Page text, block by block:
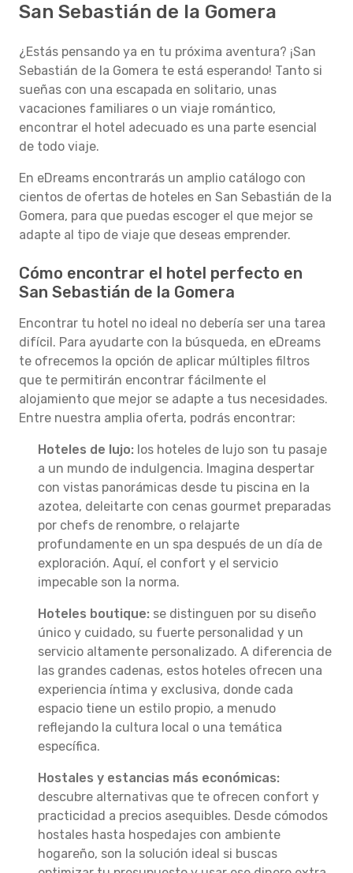
San Sebastián de la Gomera
¿Estás pensando ya en tu próxima aventura? ¡San
Sebastián de la Gomera te está esperando! Tanto si
sueñas con una escapada en solitario, unas
vacaciones familiares o un viaje romántico,
encontrar el hotel adecuado es una parte esencial
de todo viaje.
En eDreams encontrarás un amplio catálogo con
cientos de ofertas de hoteles en San Sebastián de la
Gomera, para que puedas escoger el que mejor se
adapte al tipo de viaje que deseas emprender.
Cómo encontrar el hotel perfecto en
San Sebastián de la Gomera
Encontrar tu hotel no ideal no debería ser una tarea
difícil. Para ayudarte con la búsqueda, en eDreams
te ofrecemos la opción de aplicar múltiples filtros
que te permitirán encontrar fácilmente el
alojamiento que mejor se adapte a tus necesidades.
Entre nuestra amplia oferta, podrás encontrar:
Hoteles de lujo: los hoteles de lujo son tu pasaje
a un mundo de indulgencia. Imagina despertar
con vistas panorámicas desde tu piscina en la
azotea, deleitarte con cenas gourmet preparadas
por chefs de renombre, o relajarte
profundamente en un spa después de un día de
exploración. Aquí, el confort y el servicio
impecable son la norma.
Hoteles boutique: se distinguen por su diseño
único y cuidado, su fuerte personalidad y un
servicio altamente personalizado. A diferencia de
las grandes cadenas, estos hoteles ofrecen una
experiencia íntima y exclusiva, donde cada
espacio tiene un estilo propio, a menudo
reflejando la cultura local o una temática
específica.
Hostales y estancias más económicas:
descubre alternativas que te ofrecen confort y
practicidad a precios asequibles. Desde cómodos
hostales hasta hospedajes con ambiente
hogareño, son la solución ideal si buscas